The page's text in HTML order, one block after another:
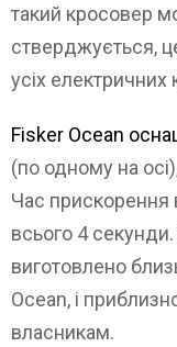
такий кросовер
стверджується,
усіх електричних
Fisker Ocean
(по одному на
Час прискорення
всього 4
виготовлено
Ocean, і
власникам.